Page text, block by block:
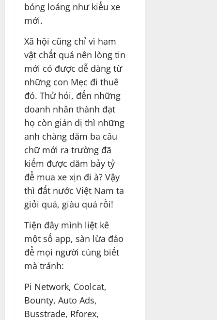
bóng loáng như kiểu xe
mới.
Xã hội cũng chỉ vì ham
vật chất quá nên lòng tin
mới có được dễ dàng từ
những con Mẹc đi thuê
đó. Thử hỏi, đến những
doanh nhân thành đạt
họ còn giản dị thì những
anh chàng dăm ba câu
chữ mới ra trường đã
kiếm được dăm bảy tỷ
để mua xe xịn đi à? Vậy
thì đất nước Việt Nam ta
giỏi quá, giàu quá rồi!
Tiện đây mình liệt kê
một số app, sàn lừa đảo
để mọi người cùng biết
mà tránh:
Pi Network, Coolcat,
Bounty, Auto Ads,
Busstrade, Rforex,